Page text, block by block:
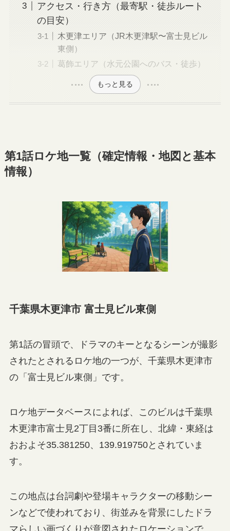
アクセス・行き方（最寄駅・徒歩ルート
の目安）
木更津エリア（JR木更津駅〜富士見ビル
東側）
葛飾エリア（水元公園へのバス・徒歩）
もっと見る
第1話ロケ地一覧（確定情報・地図と基本
情報）
千葉県木更津市 富士見ビル東側
第1話の冒頭で、ドラマのキーとなるシーンが撮影
されたとされるロケ地の一つが、千葉県木更津市
の「富士見ビル東側」です。
ロケ地データベースによれば、このビルは千葉県
木更津市富士見2丁目3番に所在し、北緯・東経は
おおよそ35.381250、139.919750とされていま
す。
この地点は台詞劇や登場キャラクターの移動シー
ンなどで使われており、街並みを背景にしたドラ
マらしい画づくりが意図されたロケーションで